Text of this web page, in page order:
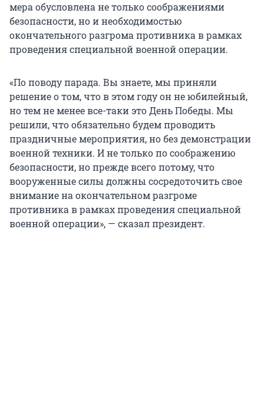
мера обусловлена не только соображениями
безопасности, но и необходимостью
окончательного разгрома противника в рамках
проведения специальной военной операции.
«По поводу парада. Вы знаете, мы приняли
решение о том, что в этом году он не юбилейный,
но тем не менее все-таки это День Победы. Мы
решили, что обязательно будем проводить
праздничные мероприятия, но без демонстрации
военной техники. И не только по соображению
безопасности, но прежде всего потому, что
вооруженные силы должны сосредоточить свое
внимание на окончательном разгроме
противника в рамках проведения специальной
военной операции», — сказал президент.